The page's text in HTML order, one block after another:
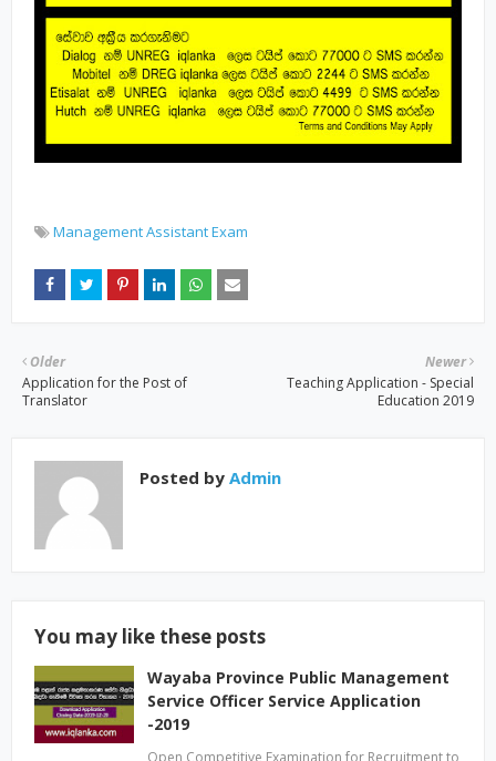
Management Assistant Exam
Newer
Teaching Application - Special
Education 2019
Older
Application for the Post of
Translator
Posted by Admin
You may like these posts
Wayaba Province Public Management
Service Officer Service Application
-2019
Open Competitive Examination for Recruitment to